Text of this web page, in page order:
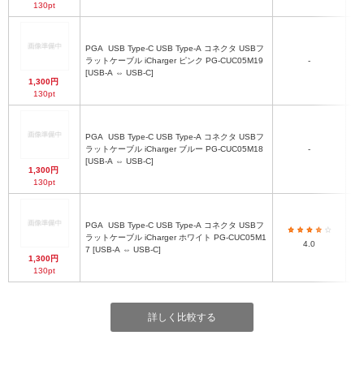
130pt
1,300円
130pt
PGA
ラットケーブル iCharger ピンク PG-CUC05M19
[USB-A ⇔ USB-C]
-
1,300円
130pt
PGA
ラットケーブル iCharger ブルー PG-CUC05M18
[USB-A ⇔ USB-C]
-
1,300円
130pt
PGA
ラットケーブル iCharger ホワイト PG-CUC05M1
7 [USB-A ⇔ USB-C]
4.0
詳しく比較する